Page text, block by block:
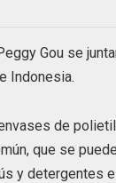
Gou se
Indonesia.
de
que se
y detergentes